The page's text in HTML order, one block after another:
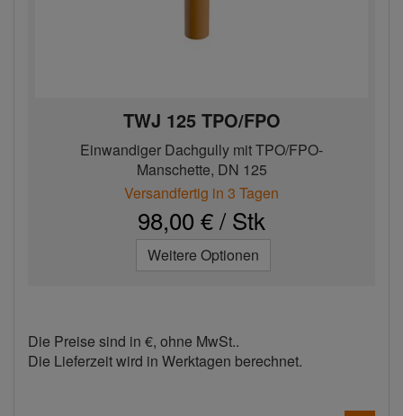
TWJ 125 TPO/FPO
Einwandiger Dachgully mit TPO/FPO-
Manschette, DN 125
Versandfertig in 3 Tagen
98,00 € / Stk
Weitere Optionen
Die Preise sind in €, ohne MwSt..
Die Lieferzeit wird in Werktagen berechnet.